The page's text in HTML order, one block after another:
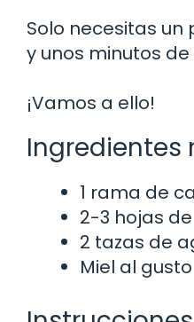
Solo necesitas
y unos minutos
¡Vamos a ello!
Ingredientes
1 rama de
2-3 hojas
2 tazas de
Miel al